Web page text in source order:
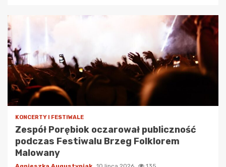
KONCERTY I FESTIWALE
Zespół Porębiok oczarował publiczność
podczas Festiwalu Brzeg Folklorem
Malowany